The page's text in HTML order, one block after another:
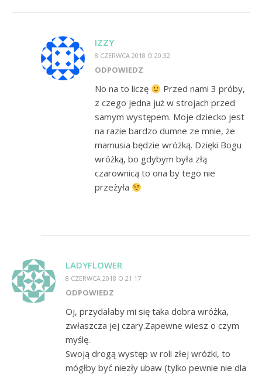
IZZY
8 CZERWCA 2018 O 20:32
ODPOWIEDZ
No na to liczę
Przed nami 3 próby,
z czego jedna już w strojach przed
samym występem. Moje dziecko jest
na razie bardzo dumne ze mnie, że
mamusia będzie wróżką. Dzięki Bogu
wróżką, bo gdybym była złą
czarownicą to ona by tego nie
przeżyła
LADYFLOWER
8 CZERWCA 2018 O 21:17
ODPOWIEDZ
Oj, przydałaby mi się taka dobra wróżka,
zwłaszcza jej czary.Zapewne wiesz o czym
myślę.
Swoją drogą występ w roli złej wróżki, to
mógłby być niezły ubaw (tylko pewnie nie dla